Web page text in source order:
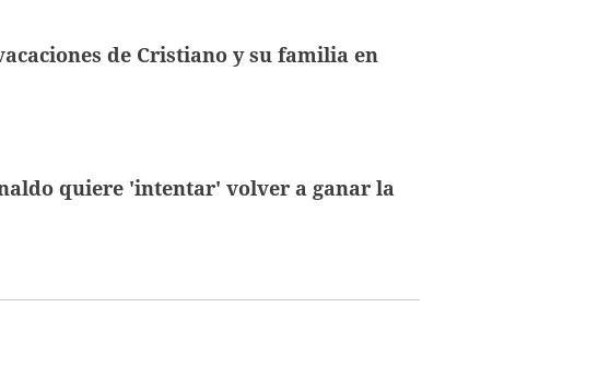
de Cristiano y su familia en
quiere 'intentar' volver a ganar la